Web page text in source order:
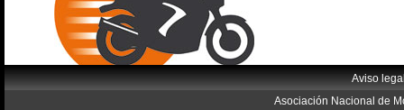
Aviso
Asociación Nacional de